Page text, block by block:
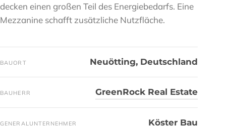
decken einen großen Teil des Energiebedarfs. Eine
Mezzanine schafft zusätzliche Nutzfläche.
BAUORT Neuötting, Deutschland
BAUHERR GreenRock Real Estate
GENERALUNTERNEHMER Köster Bau